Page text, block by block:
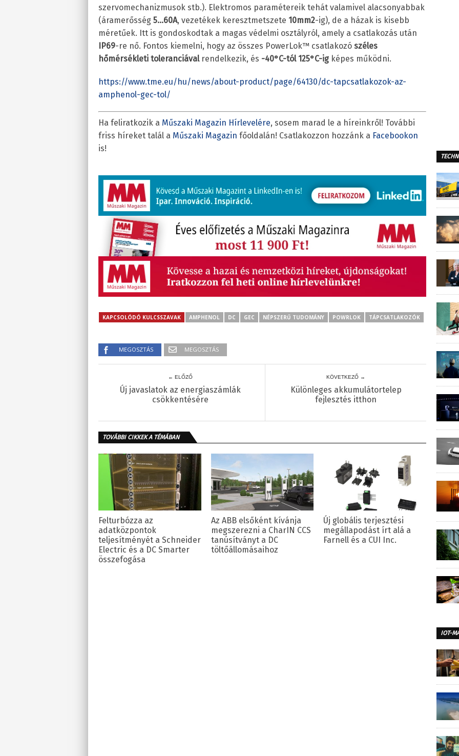
szervomechanizmusok stb.). Elektromos paramétereik tehát valamivel alacsonyabbak
(áramerősség 5…60A, vezetékek keresztmetszete 10mm2-ig), de a házak is kisebb
méretűek. Itt is gondoskodtak a magas védelmi osztályról, amely a csatlakozás után
IP69-re nő. Fontos kiemelni, hogy az összes PowerLok™ csatlakozó széles
hőmérsékleti toleranciávalrendelkezik, és -40°C-tól 125°C-ig képes működni.
https://www.tme.eu/hu/news/about-product/page/64130/dc-tapcsatlakozok-az-
amphenol-gec-tol/
Ha feliratkozik a Műszaki Magazin Hírlevelére, sosem marad le a híreinkről! További
friss híreket talál a Műszaki Magazin főoldalán! Csatlakozzon hozzánk a Facebookon
is!
KAPCSOLÓDÓ KULCSSZAVAK AMPHENOL DC GEC NÉPSZERŰ TUDOMÁNY POWRLOK TÁPCSATLAKOZÓK
MEGOSZTÁS MEGOSZTÁS
← ELŐZŐ
Új javaslatok az energiaszámlák
csökkentésére
KÖVETKEZŐ →
Különleges akkumulátortelep
fejlesztés itthon
TOVÁBBI CIKKEK A TÉMÁBAN
Felturbózza az
adatközpontok
teljesítményét a Schneider
Electric és a DC Smarter
összefogása
Az ABB elsőként kívánja
megszerezni a CharIN CCS
tanúsítványt a DC
töltőállomásaihoz
Új globális terjesztési
megállapodást írt alá a
Farnell és a CUI Inc.
IOT-